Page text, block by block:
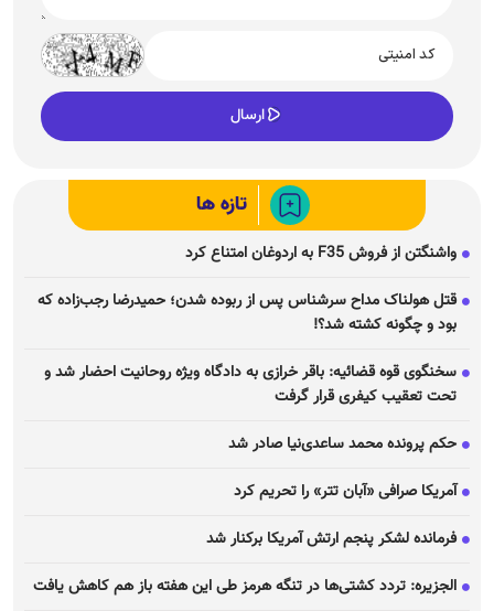
تازه ها
واشنگتن از فروش F35 به اردوغان امتناع کرد
قتل هولناک مداح سرشناس پس از ربوده شدن؛ حمیدرضا رجب‌زاده که
بود و چگونه کشته شد؟!
سخنگوی قوه قضائیه: باقر خرازی به دادگاه ویژه روحانیت احضار شد و
تحت تعقیب کیفری قرار گرفت
حکم پرونده محمد ساعدی‌نیا صادر شد
آمریکا صرافی «آبان تتر» را تحریم کرد
فرمانده لشکر پنجم ارتش آمریکا برکنار شد
الجزیره: تردد کشتی‌ها در تنگه هرمز طی این هفته باز هم کاهش یافت